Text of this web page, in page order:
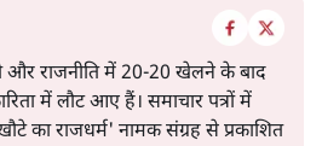
और राजनीति में 20-20 खेलने के बाद
में लौट आए हैं। समाचार पत्रों में
का राजधर्म' नामक संग्रह से प्रकाशित